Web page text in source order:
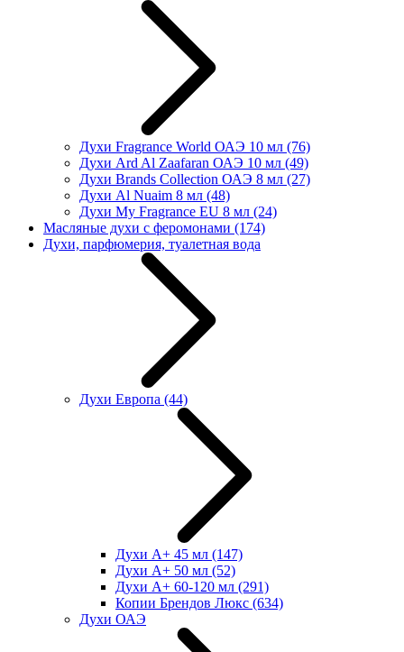
Духи Fragrance World ОАЭ 10 мл (76)
Духи Ard Al Zaafaran ОАЭ 10 мл (49)
Духи Brands Collection ОАЭ 8 мл (27)
Духи Al Nuaim 8 мл (48)
Духи My Fragrance EU 8 мл (24)
Масляные духи с феромонами (174)
Духи, парфюмерия, туалетная вода
Духи Европа (44)
Духи А+ 45 мл (147)
Духи А+ 50 мл (52)
Духи А+ 60-120 мл (291)
Копии Брендов Люкс (634)
Духи ОАЭ